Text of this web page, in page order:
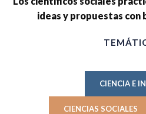
ideas y propuestas con
CIENCIA E
CIENCIAS SOCIALES